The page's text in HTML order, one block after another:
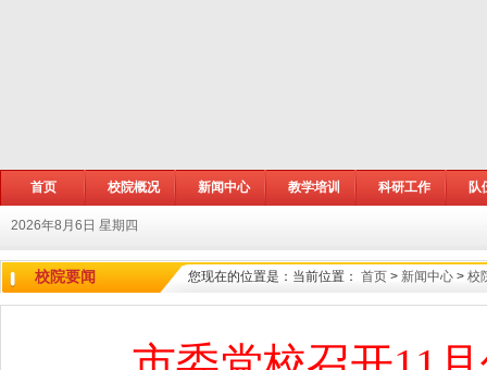
首页 校院概况 新闻中心 教学培训 科研工作 队
2026年8月6日 星期四
校院要闻 您现在的位置是： 当前位置： 首页 > 新闻中心 > 校